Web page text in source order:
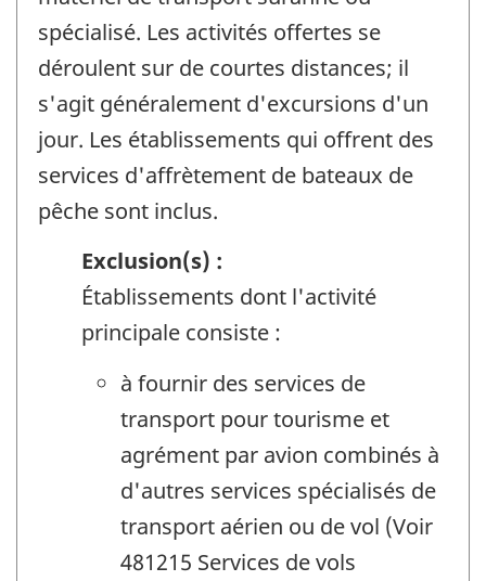
spécialisé. Les activités offertes se
déroulent sur de courtes distances; il
s'agit généralement d'excursions d'un
jour. Les établissements qui offrent des
services d'affrètement de bateaux de
pêche sont inclus.
Exclusion(s) :
Établissements dont l'activité
principale consiste :
à fournir des services de
transport pour tourisme et
agrément par avion combinés à
d'autres services spécialisés de
transport aérien ou de vol (Voir
481215 Services de vols